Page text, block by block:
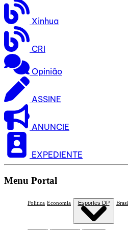
Xinhua
CRI
Opinião
ASSINE
ANUNCIE
EXPEDIENTE
Menu Portal
Política Economia Esportes DP Brasil